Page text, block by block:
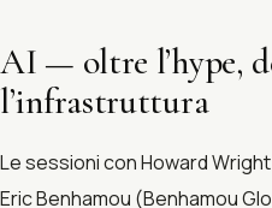
AI — oltre l’hype,
l’infrastruttura
Le sessioni con Howard
Eric Benhamou (Benhamou